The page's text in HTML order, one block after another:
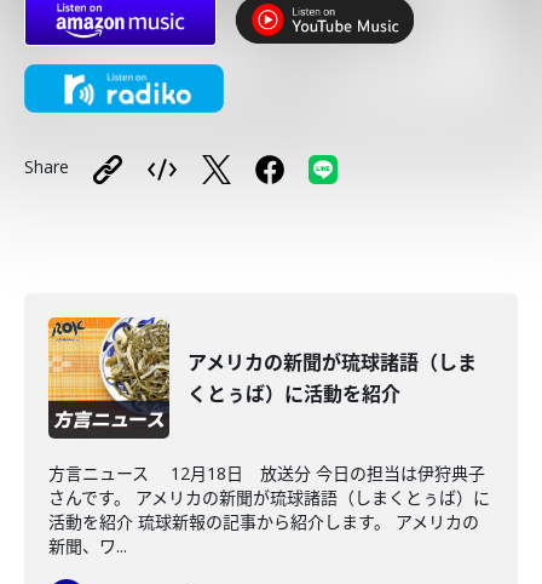
Share
アメリカの新聞が琉球諸語（しま
くとぅば）に活動を紹介
方言ニュース 12月18日 放送分 今日の担当は伊狩典子
さんです。 アメリカの新聞が琉球諸語（しまくとぅば）に
活動を紹介 琉球新報の記事から紹介します。 アメリカの
新聞、ワ...